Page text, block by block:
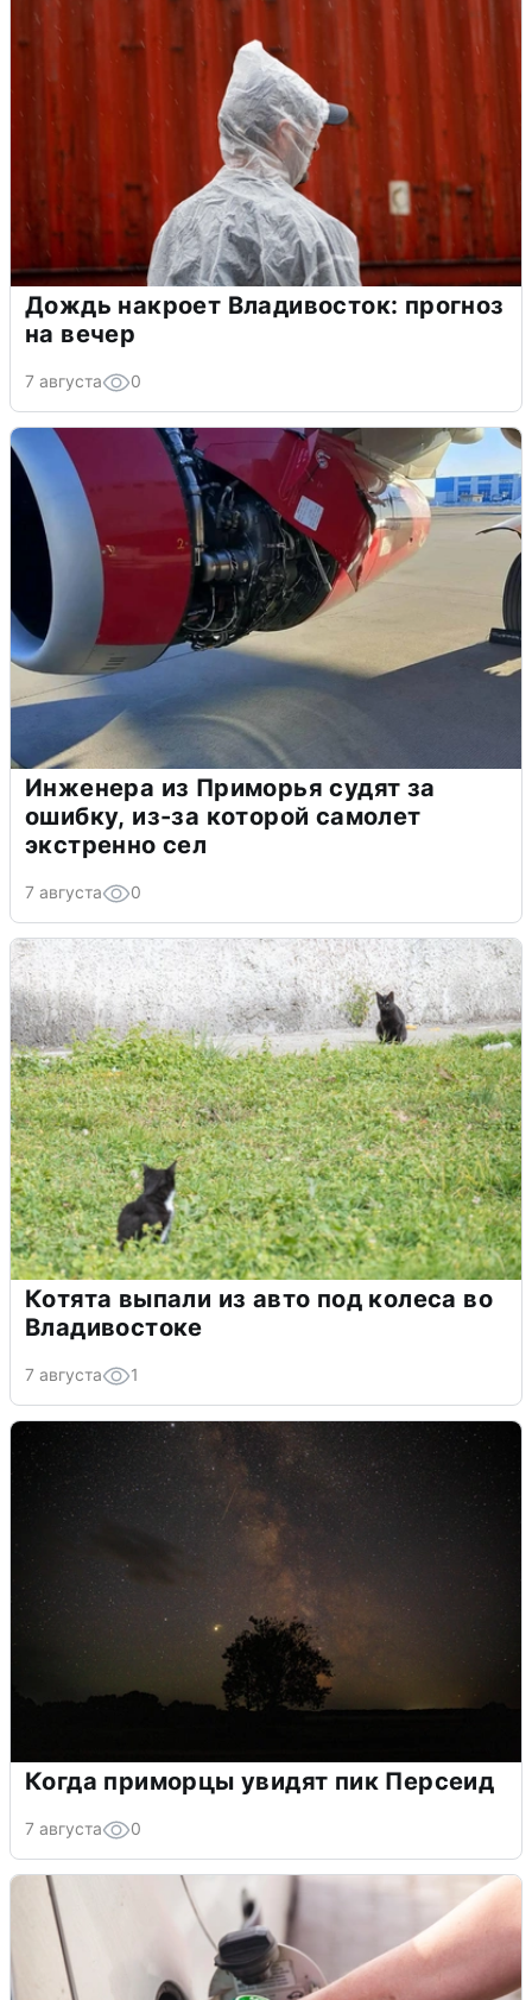
Дождь накроет Владивосток: прогноз
на вечер
7 августа 0
Инженера из Приморья судят за
ошибку, из-за которой самолет
экстренно сел
7 августа 0
Котята выпали из авто под колеса во
Владивостоке
7 августа 1
Когда приморцы увидят пик Персеид
7 августа 0